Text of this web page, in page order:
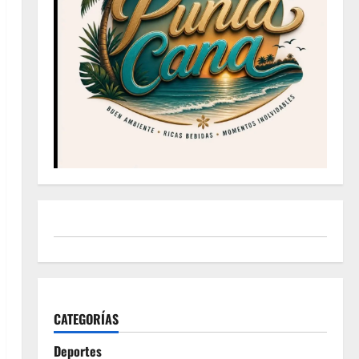
CATEGORÍAS
Deportes